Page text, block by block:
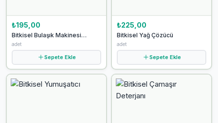
₺195,00
Bitkisel Bulaşık Makinesi
Parlatıcı
adet
Sepete Ekle
₺225,00
Bitkisel Yağ Çözücü
adet
Sepete Ekle